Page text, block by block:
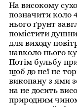
На високому
позначити коло
нього ґрунт
помістити
для виходу
навколо нього
Потім бульбу
щоб до неї не
викопану з ями
на не досить
природним